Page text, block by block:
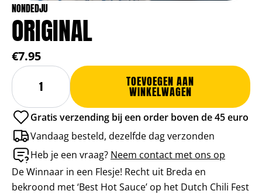
NONDEDJU
ORIGINAL
€7.95
Original
aantal
TOEVOEGEN AAN
WINKELWAGEN
Alternative:
Gratis verzending bij een order boven de 45 euro
Vandaag besteld, dezelfde dag verzonden
Heb je een vraag? Neem contact met ons op
De Winnaar in een Flesje! Recht uit Breda en
bekroond met ‘Best Hot Sauce’ op het Dutch Chili Fest